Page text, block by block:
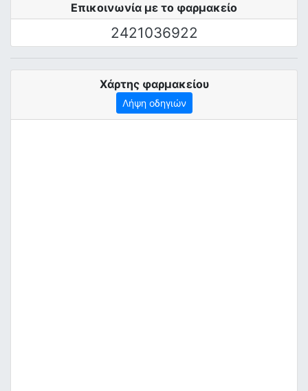
Επικοινωνία με το φαρμακείο
2421036922
Χάρτης φαρμακείου
Λήψη οδηγιών